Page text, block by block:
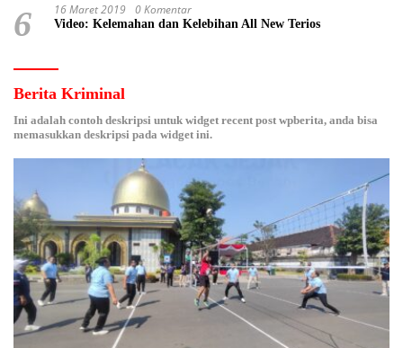
6 16 Maret 2019 0 Komentar
Video: Kelemahan dan Kelebihan All New Terios
Berita Kriminal
Ini adalah contoh deskripsi untuk widget recent post wpberita, anda bisa
memasukkan deskripsi pada widget ini.